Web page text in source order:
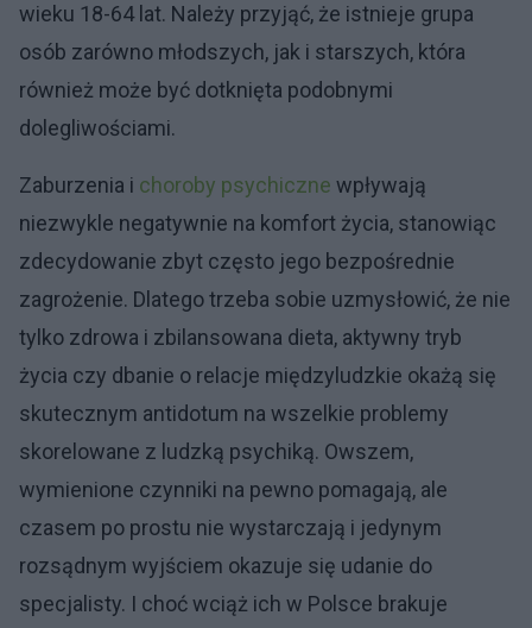
wieku 18-64 lat. Należy przyjąć, że istnieje grupa
osób zarówno młodszych, jak i starszych, która
również może być dotknięta podobnymi
dolegliwościami.
Zaburzenia i choroby psychiczne wpływają
niezwykle negatywnie na komfort życia, stanowiąc
zdecydowanie zbyt często jego bezpośrednie
zagrożenie. Dlatego trzeba sobie uzmysłowić, że nie
tylko zdrowa i zbilansowana dieta, aktywny tryb
życia czy dbanie o relacje międzyludzkie okażą się
skutecznym antidotum na wszelkie problemy
skorelowane z ludzką psychiką. Owszem,
wymienione czynniki na pewno pomagają, ale
czasem po prostu nie wystarczają i jedynym
rozsądnym wyjściem okazuje się udanie do
specjalisty. I choć wciąż ich w Polsce brakuje